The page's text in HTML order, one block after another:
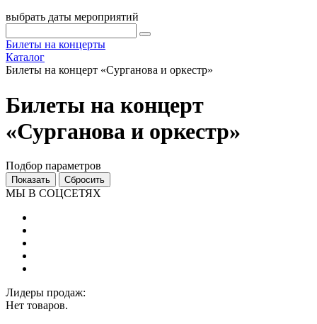
выбрать даты мероприятий
Билеты на концерты
Каталог
Билеты на концерт «Сурганова и оркестр»
Билеты на концерт
«Сурганова и оркестр»
Подбор параметров
МЫ В СОЦСЕТЯХ
Лидеры продаж:
Нет товаров.